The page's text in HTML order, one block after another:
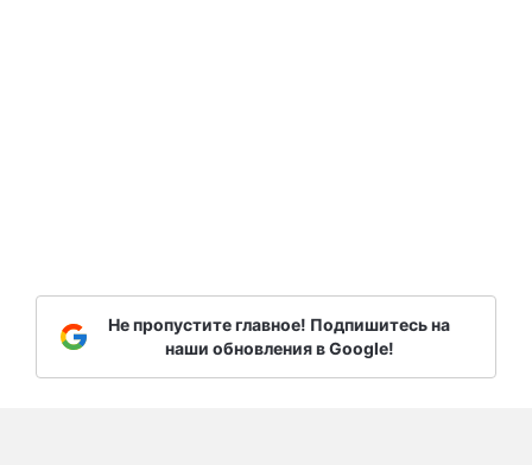
Не пропустите главное! Подпишитесь на
наши обновления в Google!